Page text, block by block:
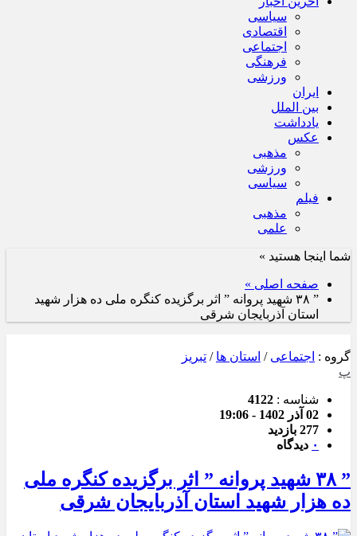
سیاسی
اقتصادی
اجتماعی
فرهنگی
ورزشی
ایران
بین الملل
یادداشت
عکس
مذهبی
ورزشی
سیاسی
فیلم
مذهبی
علمی
شما اینجا هستید »
صفحه اصلی »
” ۳۸ شهید پروانه ” اثر برگزیده کنگره ملی ده هزار شهید
استان آذربایجان شرقی
گروه : اجتماعی / استان ها / تبریز
پ
شناسه : 4122
02 آذر 1402 - 19:06
277 بازدید
۰ دیدگاه
” ۳۸ شهید پروانه ” اثر برگزیده کنگره ملی
ده هزار شهید استان آذربایجان شرقی